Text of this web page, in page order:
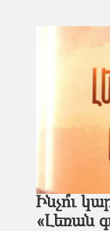
Ինչո՞ւ
«Լեռան